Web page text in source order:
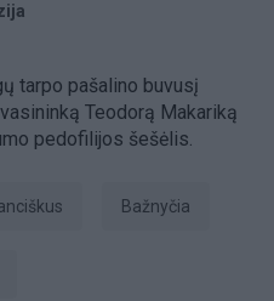
tarpo pašalino buvusį
Teodorą Makariką
pedofilijos šešėlis.
Bažnyčia